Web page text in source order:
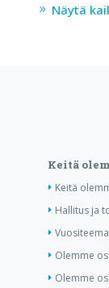
Näytä
Keitä
Keitä
Hallitus ja
Vuositeema
Olemme
Olemme